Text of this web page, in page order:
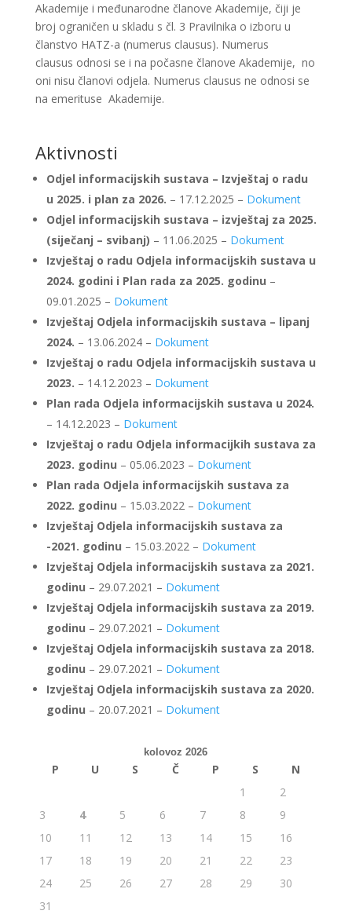
Akademije i međunarodne članove Akademije, čiji je
broj ograničen u skladu s čl. 3 Pravilnika o izboru u
članstvo HATZ-a (numerus clausus). Numerus
clausus odnosi se i na počasne članove Akademije, no
oni nisu članovi odjela. Numerus clausus ne odnosi se
na emerituse Akademije.
Aktivnosti
Odjel informacijskih sustava – Izvještaj o radu
u 2025. i plan za 2026. – 17.12.2025 – Dokument
Odjel informacijskih sustava – izvještaj za 2025.
(siječanj – svibanj) – 11.06.2025 – Dokument
Izvještaj o radu Odjela informacijskih sustava u
2024. godini i Plan rada za 2025. godinu –
09.01.2025 – Dokument
Izvještaj Odjela informacijskih sustava – lipanj
2024. – 13.06.2024 – Dokument
Izvještaj o radu Odjela informacijskih sustava u
2023. – 14.12.2023 – Dokument
Plan rada Odjela informacijskih sustava u 2024.
– 14.12.2023 – Dokument
Izvještaj o radu Odjela informacijkih sustava za
2023. godinu – 05.06.2023 – Dokument
Plan rada Odjela informacijskih sustava za
2022. godinu – 15.03.2022 – Dokument
Izvještaj Odjela informacijskih sustava za
-2021. godinu – 15.03.2022 – Dokument
Izvještaj Odjela informacijskih sustava za 2021.
godinu – 29.07.2021 – Dokument
Izvještaj Odjela informacijskih sustava za 2019.
godinu – 29.07.2021 – Dokument
Izvještaj Odjela informacijskih sustava za 2018.
godinu – 29.07.2021 – Dokument
Izvještaj Odjela informacijskih sustava za 2020.
godinu – 20.07.2021 – Dokument
kolovoz 2026
P U S Č P S
N
1
2
3
4 5 6 7 8
9
10
11 12 13 14 15
16
17
18 19 20 21 22
23
24
25 26 27 28 29
30
31